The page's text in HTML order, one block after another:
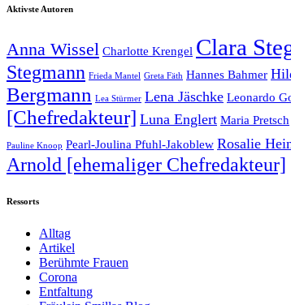
Aktivste Autoren
Anna Wissel Charlotte Krengel Clara
Stegmann Frieda Mantel Greta Fäth Hannes Bahmer
Bergmann Lea Stürmer Lena Jäschke Leonardo
[Chefredakteur] Luna Englert Maria Pretsch
Pauline Knoop Pearl-Joulina Pfuhl-Jakoblew Rosalie
Arnold [ehemaliger Chefredakteur]
Ressorts
Alltag
Artikel
Berühmte Frauen
Corona
Entfaltung